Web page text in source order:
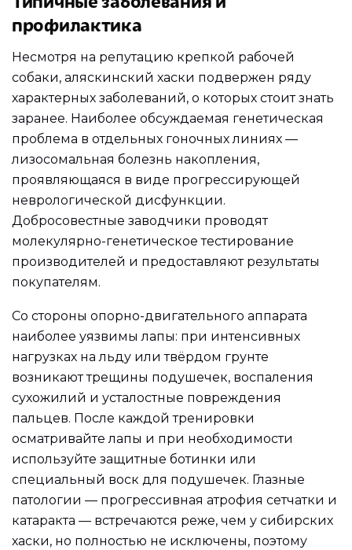
профилактика
Несмотря на репутацию крепкой рабочей
собаки, аляскинский хаски подвержен ряду
характерных заболеваний, о которых стоит знать
заранее. Наиболее обсуждаемая генетическая
проблема в отдельных гоночных линиях —
лизосомальная болезнь накопления,
проявляющаяся в виде прогрессирующей
неврологической дисфункции.
Добросовестные заводчики проводят
молекулярно-генетическое тестирование
производителей и предоставляют результаты
покупателям.
Со стороны опорно-двигательного аппарата
наиболее уязвимы лапы: при интенсивных
нагрузках на льду или твёрдом грунте
возникают трещины подушечек, воспаления
сухожилий и усталостные повреждения
пальцев. После каждой тренировки
осматривайте лапы и при необходимости
используйте защитные ботинки или
специальный воск для подушечек. Глазные
патологии — прогрессивная атрофия сетчатки и
катаракта — встречаются реже, чем у сибирских
хаски, но полностью не исключены, поэтому